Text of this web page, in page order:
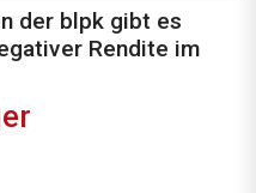
der blpk gibt es
Rendite im